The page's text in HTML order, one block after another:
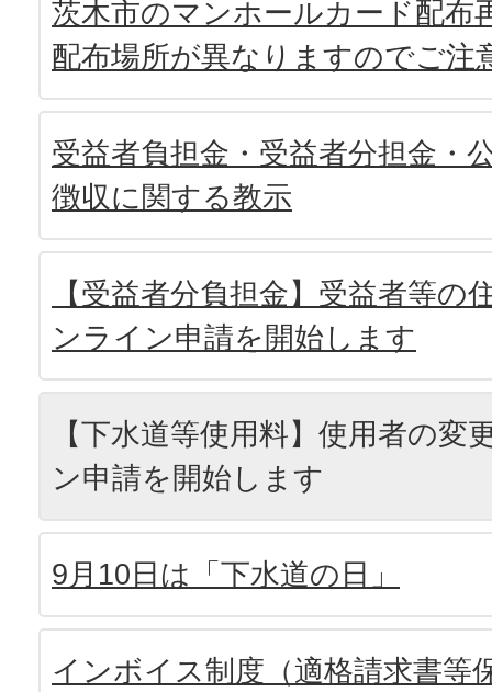
茨木市のマンホールカード配
配布場所が異なりますのでご注
受益者負担金・受益者分担金・
徴収に関する教示
【受益者分負担金】受益者等の
ンライン申請を開始します
【下水道等使用料】使用者の変
ン申請を開始します
9月10日は「下水道の日」
インボイス制度（適格請求書等